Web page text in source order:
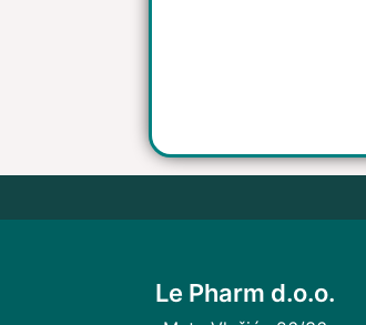
Le Pharm d.o.o.